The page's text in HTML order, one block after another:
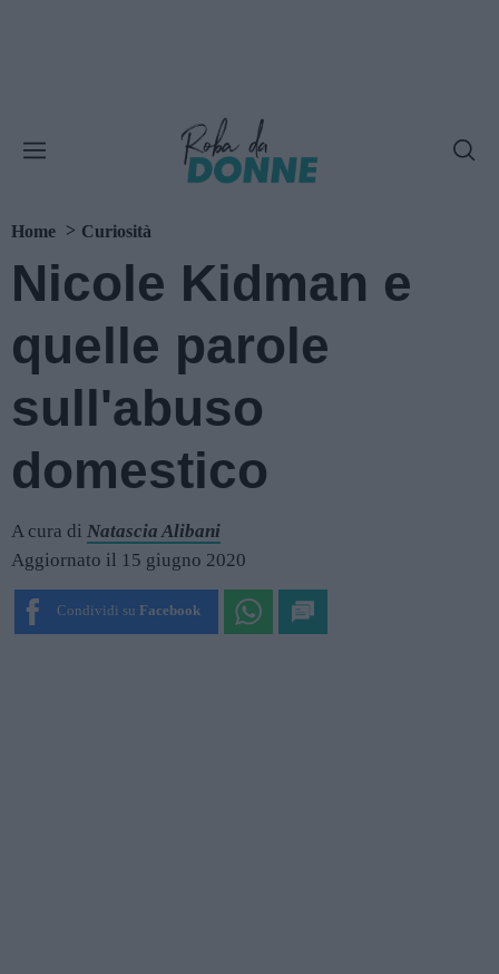
Home Curiosità
Nicole Kidman e
quelle parole
sull'abuso
domestico
A cura di Natascia Alibani
Aggiornato il 15 giugno 2020
Condividi su Facebook